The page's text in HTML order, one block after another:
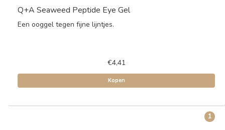
Q+A Seaweed Peptide Eye Gel
Een ooggel tegen fijne lijntjes.
€4,41
Kopen
1